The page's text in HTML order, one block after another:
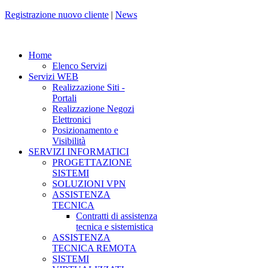
Registrazione nuovo cliente | News
Home
Elenco Servizi
Servizi WEB
Realizzazione Siti -
Portali
Realizzazione Negozi
Elettronici
Posizionamento e
Visibilità
SERVIZI INFORMATICI
PROGETTAZIONE
SISTEMI
SOLUZIONI VPN
ASSISTENZA
TECNICA
Contratti di assistenza
tecnica e sistemistica
ASSISTENZA
TECNICA REMOTA
SISTEMI